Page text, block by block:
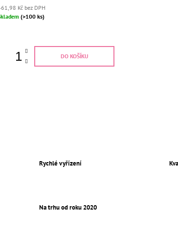
Kč bez DPH
(>100 ks)
DO KOŠÍKU
Rychlé vyřízení
Na trhu od roku 2020